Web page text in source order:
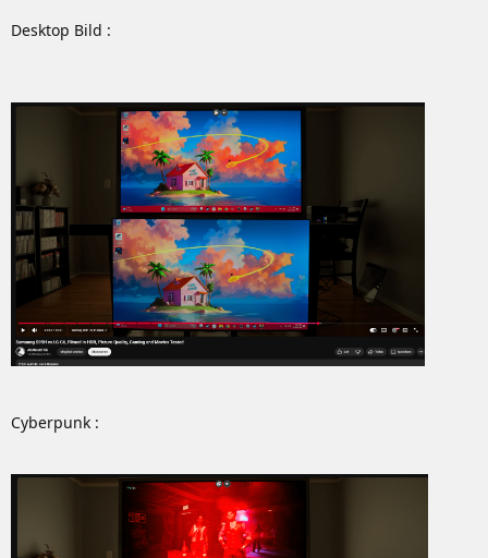
Desktop Bild :
Cyberpunk :